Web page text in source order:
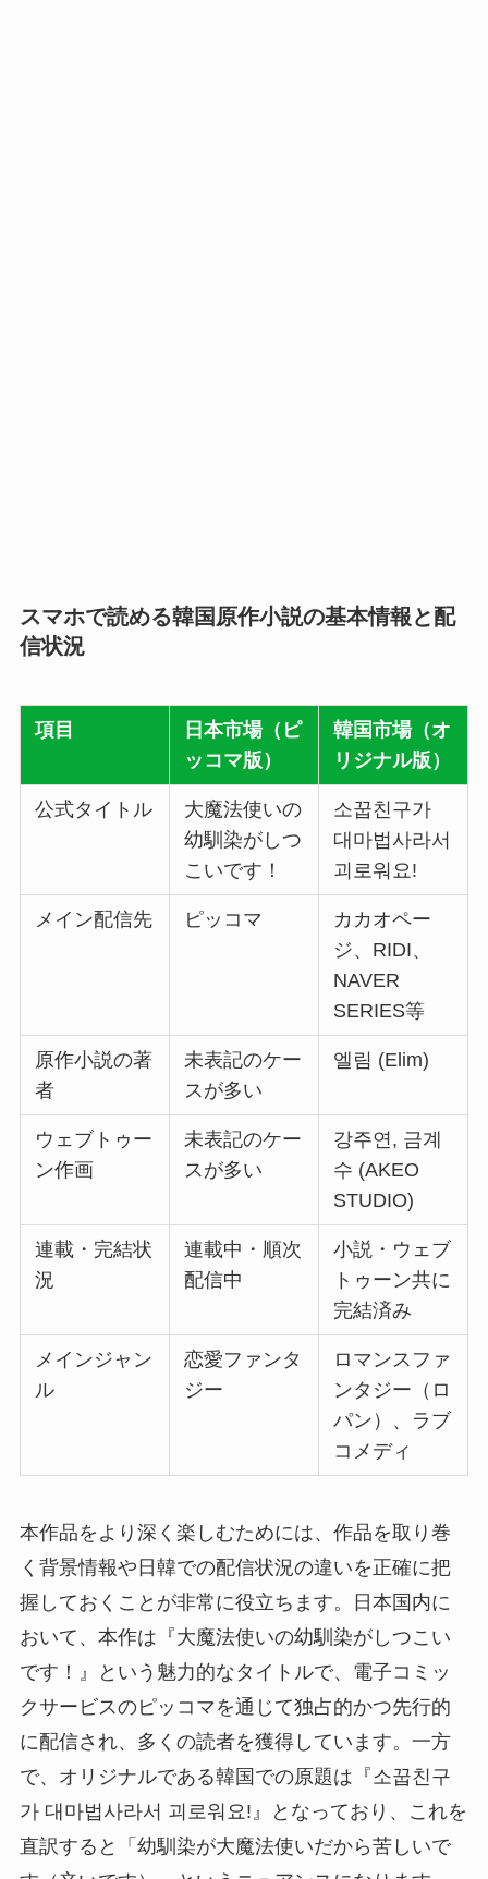
スマホで読める韓国原作小説の基本情報と配
信状況
項目
日本市場（ピ
ッコマ版）
韓国市場（オ
リジナル版）
公式タイトル
大魔法使いの
幼馴染がしつ
こいです！
소꿉친구가
대마법사라서
괴로워요!
メイン配信先 ピッコマ
カカオペー
ジ、RIDI、
NAVER
SERIES等
原作小説の著
者
未表記のケー
スが多い
엘림 (Elim)
ウェブトゥー
ン作画
未表記のケー
スが多い
강주연, 금계
수 (AKEO
STUDIO)
連載・完結状
況
連載中・順次
配信中
小説・ウェブ
トゥーン共に
完結済み
メインジャン
ル
恋愛ファンタ
ジー
ロマンスファ
ンタジー（ロ
パン）、ラブ
コメディ
本作品をより深く楽しむためには、作品を取り巻
く背景情報や日韓での配信状況の違いを正確に把
握しておくことが非常に役立ちます。日本国内に
おいて、本作は『大魔法使いの幼馴染がしつこい
です！』という魅力的なタイトルで、電子コミッ
クサービスのピッコマを通じて独占的かつ先行的
に配信され、多くの読者を獲得しています。一方
で、オリジナルである韓国での原題は『소꿉친구
가 대마법사라서 괴로워요!』となっており、これを
直訳すると「幼馴染が大魔法使いだから苦しいで